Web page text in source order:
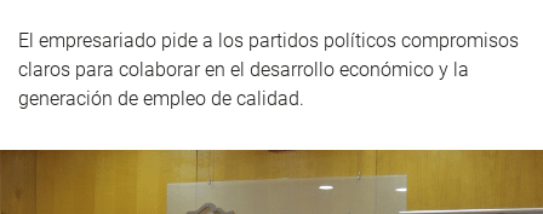
El empresariado pide a los partidos políticos compromisos
claros para colaborar en el desarrollo económico y la
generación de empleo de calidad.